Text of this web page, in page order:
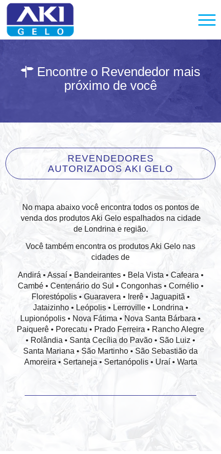
 Encontre o Revendedor mais
próximo de você
REVENDEDORES
AUTORIZADOS AKI GELO
No mapa abaixo você encontra todos os pontos de
venda dos produtos Aki Gelo espalhados na cidade
de Londrina e região.
Você também encontra os produtos Aki Gelo nas
cidades de
Andirá • Assaí • Bandeirantes • Bela Vista • Cafeara •
Cambé • Centenário do Sul • Congonhas • Cornélio •
Florestópolis • Guaravera • Irerê • Jaguapitã •
Jataizinho • Leópolis • Lerroville • Londrina •
Lupionópolis • Nova Fátima • Nova Santa Bárbara •
Paiquerê • Porecatu • Prado Ferreira • Rancho Alegre
• Rolândia • Santa Cecília do Pavão • São Luiz •
Santa Mariana • São Martinho • São Sebastião da
Amoreira • Sertaneja • Sertanópolis • Uraí • Warta